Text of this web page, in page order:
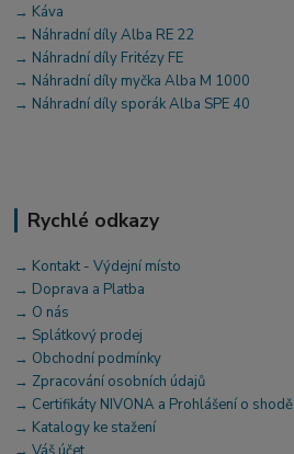
→ Káva
→ Náhradní díly Alba RE 22
→ Náhradní díly Fritézy FE
→ Náhradní díly myčka Alba M 1000
→ Náhradní díly sporák Alba SPE 40
Rychlé odkazy
→ Kontakt - Výdejní místo
→ Doprava a Platba
→ O nás
→ Splátkový prodej
→ Obchodní podmínky
→ Zpracování osobních údajů
→ Certifikáty NIVONA a Prohlášení o shodě
→ Katalogy ke stažení